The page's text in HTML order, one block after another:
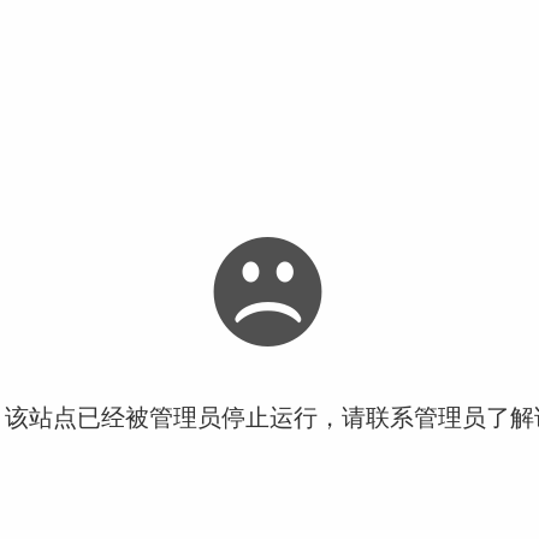
站点已经被管理员停止运行，请联系管理员了